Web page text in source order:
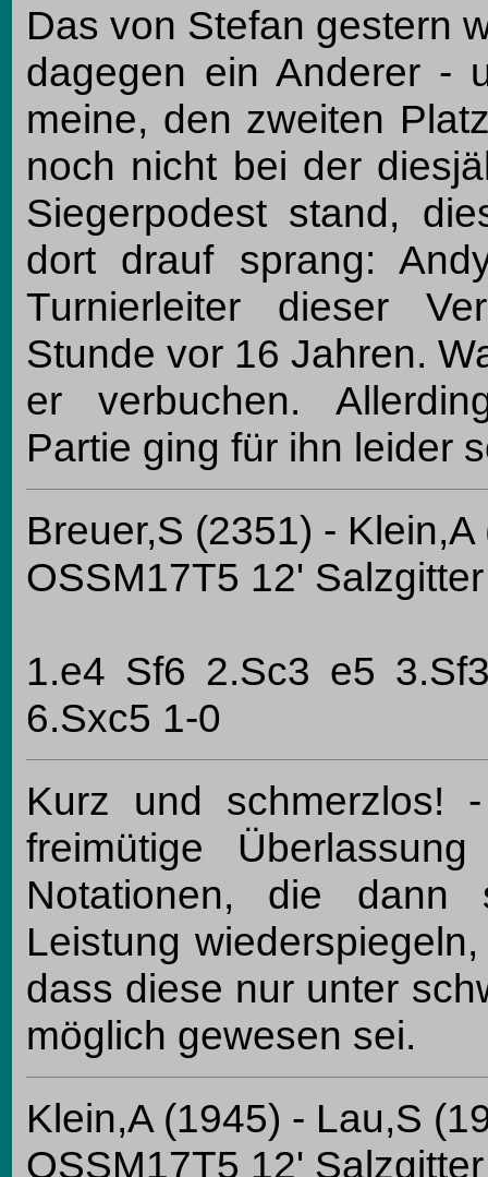
Das von Stefan gestern
dagegen ein Anderer -
meine, den zweiten
noch nicht bei der
Siegerpodest stand,
dort drauf sprang:
Turnierleiter dieser
Stunde vor 16 Jahren.
er verbuchen.
Partie ging für ihn leider
Breuer,S (2351) -
OSSM17T5 12'
1.e4 Sf6 2.Sc3 e5
6.Sxc5 1-0
Kurz und schmerzlos!
freimütige
Notationen, die dann
Leistung
dass diese nur unter
möglich gewesen sei.
Klein,A (1945) - Lau,S
OSSM17T5 12'